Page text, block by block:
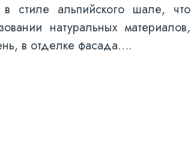
в стиле альпийского шале, что
натуральных материалов,
в отделке фасада….